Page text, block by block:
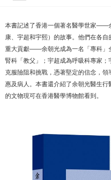
本書記述了香港一個著名醫學世家——
康、宇超和宇熙）的故事。他們在各
重大貢獻——余朝光成為一名「專科」
腎科「教父」；宇超成為呼吸科專家
克服險阻和挑戰，憑著堅定的信念，
惠及病人。本書還介紹了余朝光醫生
的文物現可在香港醫學博物館看到。